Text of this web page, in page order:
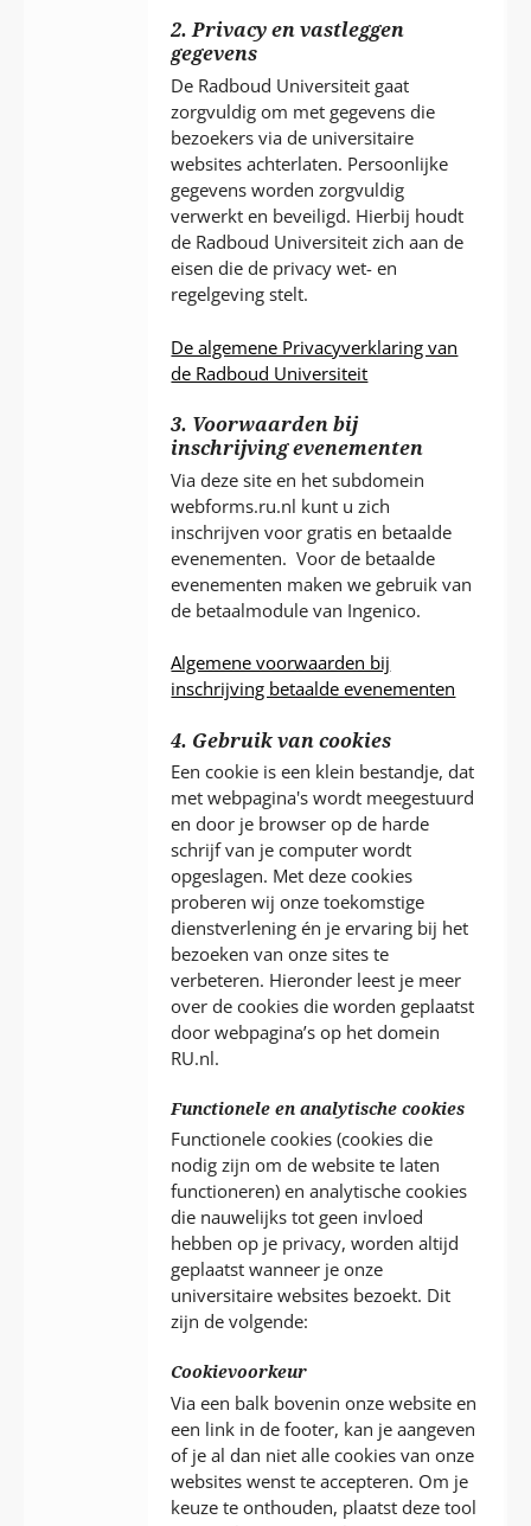
2. Privacy en vastleggen
gegevens
De Radboud Universiteit gaat
zorgvuldig om met gegevens die
bezoekers via de universitaire
websites achterlaten. Persoonlijke
gegevens worden zorgvuldig
verwerkt en beveiligd. Hierbij houdt
de Radboud Universiteit zich aan de
eisen die de privacy wet- en
regelgeving stelt.
De algemene Privacyverklaring van
de Radboud Universiteit
3. Voorwaarden bij
inschrijving evenementen
Via deze site en het subdomein
webforms.ru.nl kunt u zich
inschrijven voor gratis en betaalde
evenementen. Voor de betaalde
evenementen maken we gebruik van
de betaalmodule van Ingenico.
Algemene voorwaarden bij
inschrijving betaalde evenementen
4. Gebruik van cookies
Een cookie is een klein bestandje, dat
met webpagina's wordt meegestuurd
en door je browser op de harde
schrijf van je computer wordt
opgeslagen. Met deze cookies
proberen wij onze toekomstige
dienstverlening én je ervaring bij het
bezoeken van onze sites te
verbeteren. Hieronder leest je meer
over de cookies die worden geplaatst
door webpagina’s op het domein
RU.nl.
Functionele en analytische cookies
Functionele cookies (cookies die
nodig zijn om de website te laten
functioneren) en analytische cookies
die nauwelijks tot geen invloed
hebben op je privacy, worden altijd
geplaatst wanneer je onze
universitaire websites bezoekt. Dit
zijn de volgende:
Cookievoorkeur
Via een balk bovenin onze website en
een link in de footer, kan je aangeven
of je al dan niet alle cookies van onze
websites wenst te accepteren. Om je
keuze te onthouden, plaatst deze tool